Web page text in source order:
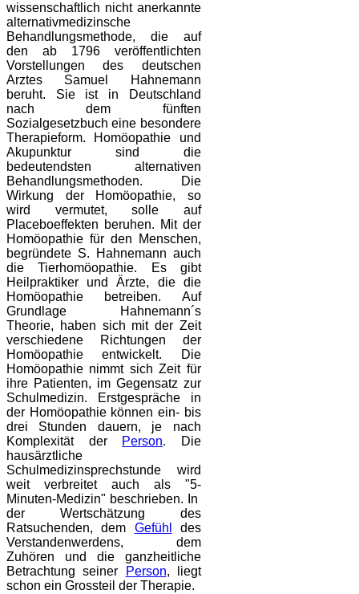
wissenschaftlich nicht anerkannte
alternativmedizinsche
Behandlungsmethode, die auf
den ab 1796 veröffentlichten
Vorstellungen des deutschen
Arztes Samuel Hahnemann
beruht. Sie ist in Deutschland
nach dem fünften
Sozialgesetzbuch eine besondere
Therapieform. Homöopathie und
Akupunktur sind die
bedeutendsten alternativen
Behandlungsmethoden. Die
Wirkung der Homöopathie, so
wird vermutet, solle auf
Placeboeffekten beruhen. Mit der
Homöopathie für den Menschen,
begründete S. Hahnemann auch
die Tierhomöopathie. Es gibt
Heilpraktiker und Ärzte, die die
Homöopathie betreiben. Auf
Grundlage Hahnemann´s
Theorie, haben sich mit der Zeit
verschiedene Richtungen der
Homöopathie entwickelt. Die
Homöopathie nimmt sich Zeit für
ihre Patienten, im Gegensatz zur
Schulmedizin. Erstgespräche in
der Homöopathie können ein- bis
drei Stunden dauern, je nach
Komplexität der
Person. Die
hausärztliche
Schulmedizinsprechstunde wird
weit verbreitet auch als "5-
Minuten-Medizin" beschrieben. In
der Wertschätzung des
Ratsuchenden, dem Gefühl
des
Verstandenwerdens, dem
Zuhören und die ganzheitliche
Betrachtung seiner
Person, liegt
schon ein Grossteil der Therapie.